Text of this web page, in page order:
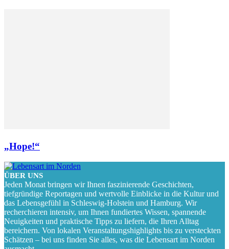
„Hope!“
ÜBER UNS
Jeden Monat bringen wir Ihnen faszinierende Geschichten,
tiefgründige Reportagen und wertvolle Einblicke in die Kultur und
das Lebensgefühl in Schleswig-Holstein und Hamburg. Wir
recherchieren intensiv, um Ihnen fundiertes Wissen, spannende
Neuigkeiten und praktische Tipps zu liefern, die Ihren Alltag
bereichern. Von lokalen Veranstaltungshighlights bis zu versteckten
Schätzen – bei uns finden Sie alles, was die Lebensart im Norden